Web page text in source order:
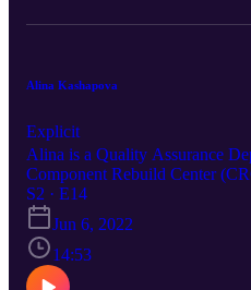
Alina Kashapova
Explicit
Alina is a Quality Assurance
Component Rebuild Center
Cat Kazakhstan. She became a
Alina has a green belt Lean 6
the field of Contamination
dancing, snowboarding, and
S2 · E14
Jun 6, 2022
14:53